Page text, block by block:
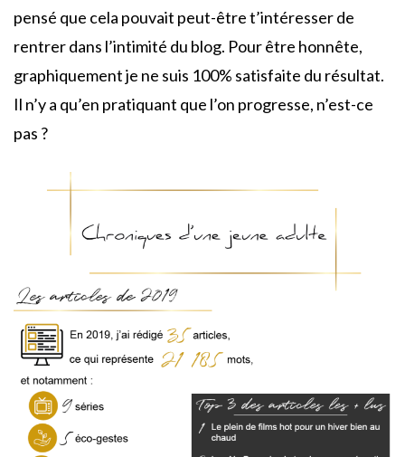
pensé que cela pouvait peut-être t’intéresser de
rentrer dans l’intimité du blog. Pour être honnête,
graphiquement je ne suis 100% satisfaite du résultat.
Il n’y a qu’en pratiquant que l’on progresse, n’est-ce
pas ?